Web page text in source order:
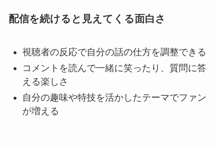
配信を続けると見えてくる面白さ
視聴者の反応で自分の話の仕方を調整できる
コメントを読んで一緒に笑ったり、質問に答
える楽しさ
自分の趣味や特技を活かしたテーマでファン
が増える